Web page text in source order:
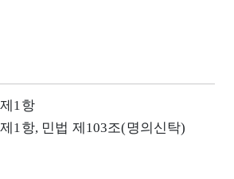
1항
1항, 민법 제103조(명의신탁)